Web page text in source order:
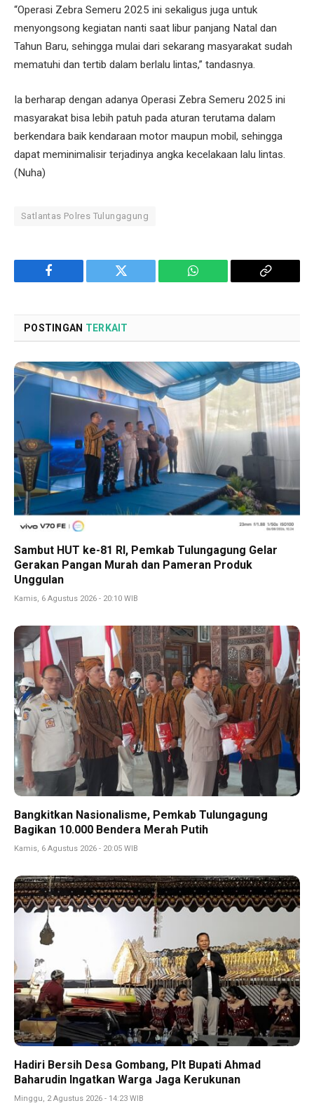
“Operasi Zebra Semeru 2025 ini sekaligus juga untuk
menyongsong kegiatan nanti saat libur panjang Natal dan
Tahun Baru, sehingga mulai dari sekarang masyarakat sudah
mematuhi dan tertib dalam berlalu lintas,” tandasnya.
Ia berharap dengan adanya Operasi Zebra Semeru 2025 ini
masyarakat bisa lebih patuh pada aturan terutama dalam
berkendara baik kendaraan motor maupun mobil, sehingga
dapat meminimalisir terjadinya angka kecelakaan lalu lintas.
(Nuha)
Satlantas Polres Tulungagung
Facebook Twitter WhatsApp
Copy
POSTINGAN TERKAIT
Sambut HUT ke-81 RI, Pemkab Tulungagung Gelar
Gerakan Pangan Murah dan Pameran Produk
Unggulan
Kamis, 6 Agustus 2026 - 20:10 WIB
Bangkitkan Nasionalisme, Pemkab Tulungagung
Bagikan 10.000 Bendera Merah Putih
Kamis, 6 Agustus 2026 - 20:05 WIB
Hadiri Bersih Desa Gombang, Plt Bupati Ahmad
Baharudin Ingatkan Warga Jaga Kerukunan
Minggu, 2 Agustus 2026 - 14:23 WIB